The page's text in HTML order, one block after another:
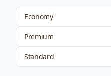
Economy
Premium
Standard